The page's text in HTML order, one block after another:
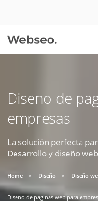
Diseno de
empresas
La solución perfecta
Desarrollo y diseño
Home Diseño Diseño
Diseno de paginas web para
09:30 AM